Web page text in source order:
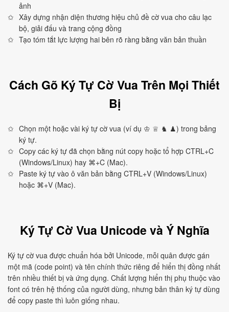
ảnh
Xây dựng nhận diện thương hiệu chủ đề cờ vua cho câu lạc
bộ, giải đấu và trang cộng đồng
Tạo tóm tắt lực lượng hai bên rõ ràng bằng văn bản thuần
Cách Gõ Ký Tự Cờ Vua Trên Mọi Thiết
Bị
Chọn một hoặc vài ký tự cờ vua (ví dụ ♔ ♕ ♞ ♟) trong bảng
ký tự.
Copy các ký tự đã chọn bằng nút copy hoặc tổ hợp CTRL+C
(Windows/Linux) hay ⌘+C (Mac).
Paste ký tự vào ô văn bản bằng CTRL+V (Windows/Linux)
hoặc ⌘+V (Mac).
Ký Tự Cờ Vua Unicode và Ý Nghĩa
Ký tự cờ vua được chuẩn hóa bởi Unicode, mỗi quân được gán
một mã (code point) và tên chính thức riêng để hiển thị đồng nhất
trên nhiều thiết bị và ứng dụng. Chất lượng hiển thị phụ thuộc vào
font có trên hệ thống của người dùng, nhưng bản thân ký tự dùng
để copy paste thì luôn giống nhau.